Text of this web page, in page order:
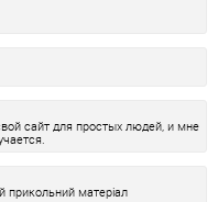
сайт для простых людей, и мне
прикольний матеріал